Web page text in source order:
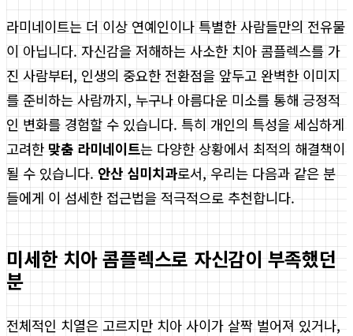
라미네이트는 더 이상 연예인이나 특별한 사람들만의 전유물
이 아닙니다. 자신감을 저해하는 사소한 치아 콤플렉스를 가
진 사람부터, 인생의 중요한 전환점을 앞두고 완벽한 이미지
를 준비하는 사람까지, 누구나 아름다운 미소를 통해 긍정적
인 변화를 경험할 수 있습니다. 특히 개인의 특성을 세심하게
고려한 맞춤 라미네이트는 다양한 상황에서 최적의 해결책이
될 수 있습니다. 안산 심미치과로서, 우리는 다음과 같은 분
들에게 이 섬세한 접근법을 적극적으로 추천합니다.
미세한 치아 콤플렉스로 자신감이 부족했던
분
전체적인 치열은 고르지만 치아 사이가 살짝 벌어져 있거나,